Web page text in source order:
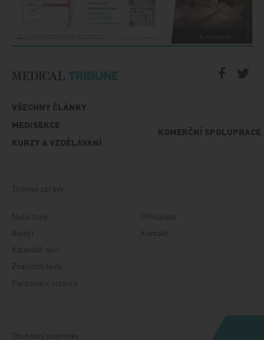
VŠECHNY ČLÁNKY
MEDISEKCE
KURZY A VZDĚLÁVÁNÍ
KOMERČNÍ SPOLUPRÁCE
Tiskové zprávy
Naše tituly
Autoři
Kalendář akcí
Znalostní testy
Personální inzerce
Přihlášení
Kontakt
Obchodní podmínky